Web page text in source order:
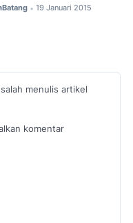
• 19 Januari 2015
menulis artikel
komentar